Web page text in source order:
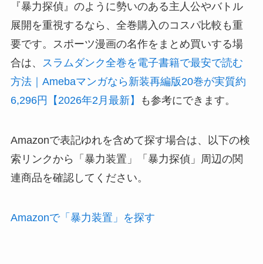
『暴力探偵』のように勢いのある主人公やバトル
展開を重視するなら、全巻購入のコスパ比較も重
要です。スポーツ漫画の名作をまとめ買いする場
合は、 スラムダンク全巻を電子書籍で最安で読む
方法｜Amebaマンガなら新装再編版20巻が実質約
6,296円【2026年2月最新】
も参考にできます。
Amazonで表記ゆれを含めて探す場合は、以下の検
索リンクから「暴力装置」「暴力探偵」周辺の関
連商品を確認してください。
Amazonで「暴力装置」を探す